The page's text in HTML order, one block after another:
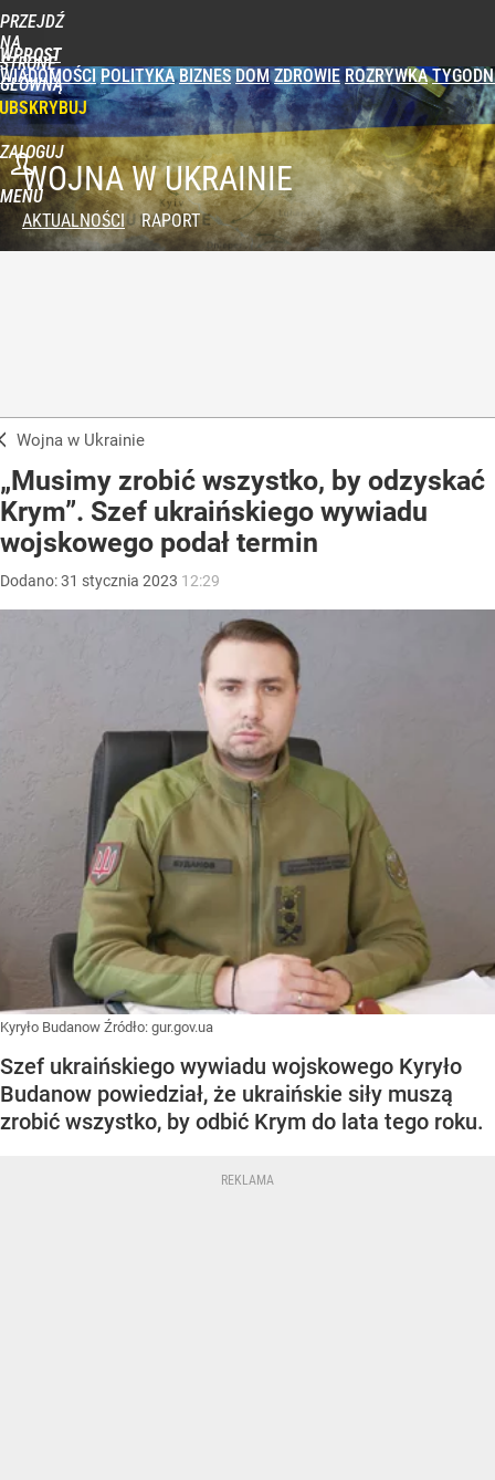
PRZEJDŹ
NA
STRONĘ
GŁÓWNĄ
WPROST
WIADOMOŚCI POLITYKA BIZNES DOM ZDROWIE ROZRYWKA
ZALOGUJ
MENUWOJNA W UKRAINIE
AKTUALNOŚCI RAPORT
Wojna w Ukrainie
„Musimy zrobić wszystko, by odzyskać
Krym”. Szef ukraińskiego wywiadu
wojskowego podał termin
Dodano:31 stycznia 2023 12:29
Kyryło Budanow Źródło: gur.gov.ua
Szef ukraińskiego wywiadu wojskowego Kyryło
Budanow powiedział, że ukraińskie siły muszą
zrobić wszystko, by odbić Krym do lata tego roku.